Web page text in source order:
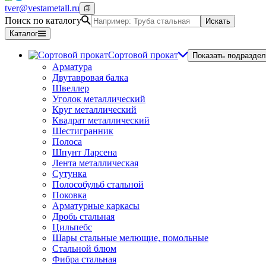
tver@vestametall.ru
Поиск по каталогу
Искать
Каталог
Сортовой прокат Показать
Арматура
Двутавровая балка
Швеллер
Уголок металлический
Круг металлический
Квадрат металлический
Шестигранник
Полоса
Шпунт Ларсена
Лента металлическая
Сутунка
Полособульб стальной
Поковка
Арматурные каркасы
Дробь стальная
Цильпебс
Шары стальные мелющие, помольные
Стальной блюм
Фибра стальная